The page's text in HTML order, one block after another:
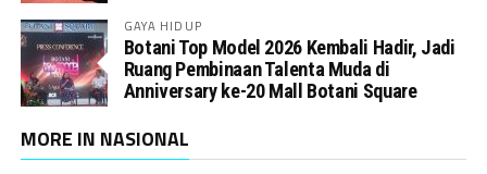
GAYA HIDUP
Botani Top Model 2026 Kembali Hadir, Jadi
Ruang Pembinaan Talenta Muda di
Anniversary ke-20 Mall Botani Square
MORE IN NASIONAL